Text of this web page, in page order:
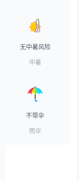
无中暑风险
中暑
不带伞
雨伞